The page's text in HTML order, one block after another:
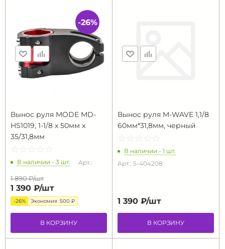
Вынос руля MODE MD-
HS1019, 1-1/8 х 50мм х
35/31,8мм
☆ ☆ ☆ ☆ ☆
★ ★ ★ ★ ★
В наличии - 3 шт. Арт.:
1 890 ₽/шт
1 390 ₽/шт
-26% Экономия 500 ₽
В КОРЗИНУ
-26%
Вынос руля M-WAVE 1,1/8
60мм*31,8мм, черный
☆ ☆ ☆ ☆ ☆
★ ★ ★ ★ ★
В наличии - 1 шт.
Арт.: 5-404208
1 390 ₽/шт
В КОРЗИНУ